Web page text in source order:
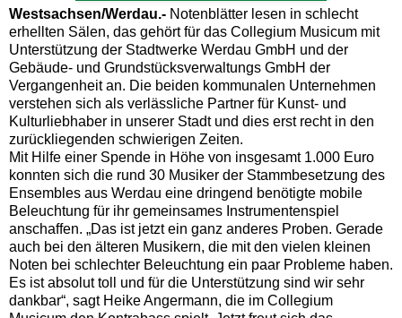
Westsachsen/Werdau.- Notenblätter lesen in schlecht
erhellten Sälen, das gehört für das Collegium Musicum mit
Unterstützung der Stadtwerke Werdau GmbH und der
Gebäude- und Grundstücksverwaltungs GmbH der
Vergangenheit an. Die beiden kommunalen Unternehmen
verstehen sich als verlässliche Partner für Kunst- und
Kulturliebhaber in unserer Stadt und dies erst recht in den
zurückliegenden schwierigen Zeiten.
Mit Hilfe einer Spende in Höhe von insgesamt 1.000 Euro
konnten sich die rund 30 Musiker der Stammbesetzung des
Ensembles aus Werdau eine dringend benötigte mobile
Beleuchtung für ihr gemeinsames Instrumentenspiel
anschaffen. „Das ist jetzt ein ganz anderes Proben. Gerade
auch bei den älteren Musikern, die mit den vielen kleinen
Noten bei schlechter Beleuchtung ein paar Probleme haben.
Es ist absolut toll und für die Unterstützung sind wir sehr
dankbar“, sagt Heike Angermann, die im Collegium